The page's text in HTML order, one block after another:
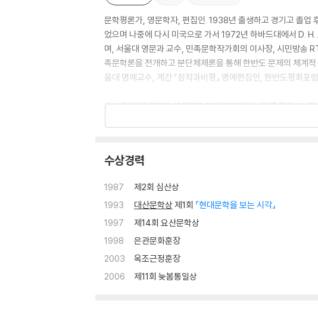
문학평론가, 영문학자, 편집인. 1938년 출생하고 경기고 졸업
었으며 나중에 다시 미국으로 가서 1972년 하바드대에서 D.
며, 서울대 영문과 교수, 민족문학작가회의 이사장, 시민방송
족문학론을 전개하고 분단체제론을 통해 한반도 문제의 체계
울대 명예교수, 계간 『창작과비평』 명예편집인, 한반도평화포
저서로 『민족문학과 세계문학 1/인간해방의 논리를 찾아서』(
민족문학과 세계문학 4』 『문학이 무엇인지 다시 묻는 일: 민
제5회 만해상 실천상, 제11회 늦봄문익환통일상, 제11회 한겨
수상경력
1987
제2회 심산상
1993
대산문학상 제1회 『현대문학을 보는 시각』
1997
제14회 요산문학상
1998
은관문화훈장
2003
옥조근정훈장
2006
제11회 늦봄통일상